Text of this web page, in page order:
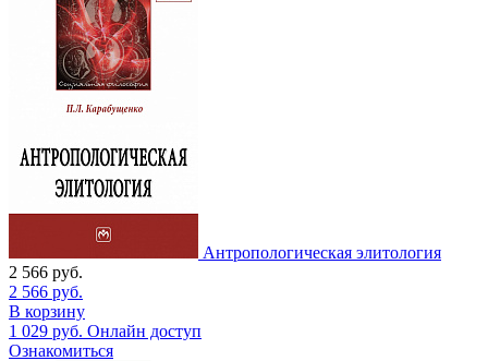
Антропологическая элитология
2 566 руб.
2 566 руб.
В корзину
1 029 руб. Онлайн доступ
Ознакомиться